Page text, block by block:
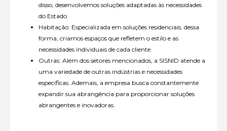
disso, desenvolvemos soluções adaptadas às necessidades
do Estado.
Habitação: Especializada em soluções residenciais, dessa
forma, criamos espaços que refletem o estilo e as
necessidades individuais de cada cliente.
Outras: Além dos setores mencionados, a SISNID atende a
uma variedade de outras indústrias e necessidades
específicas. Ademais, a empresa busca constantemente
expandir sua abrangência para proporcionar soluções
abrangentes e inovadoras.